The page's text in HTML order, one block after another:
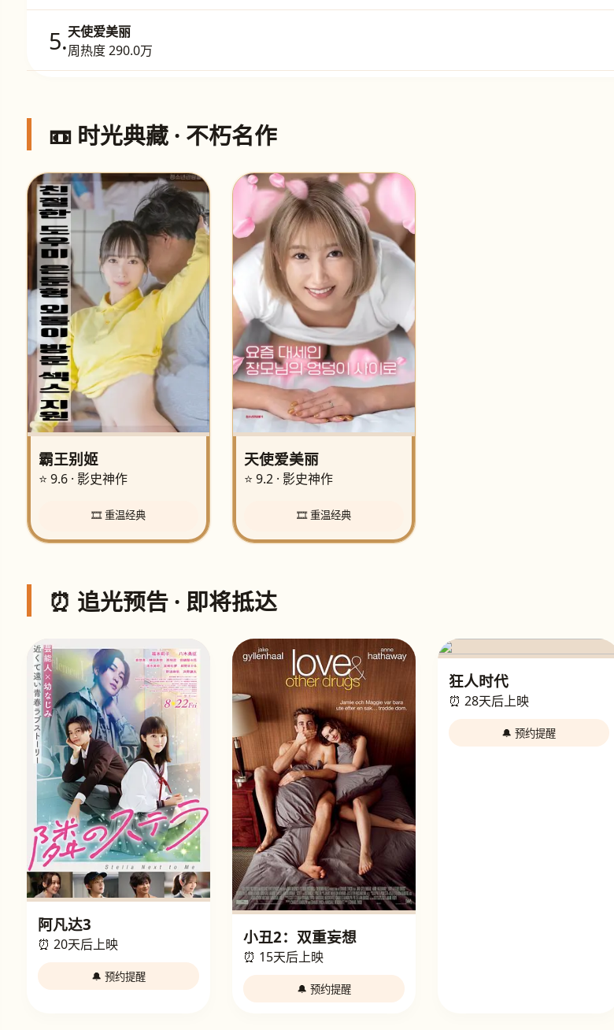
5.天使爱美丽
周热度 290.0万
📼 时光典藏 · 不朽名作
霸王别姬
⭐ 9.6 · 影史神作
🎞️ 重温经典
天使爱美丽
⭐ 9.2 · 影史神作
🎞️ 重温经典
⏰ 追光预告 · 即将抵达
阿凡达3
⏰ 20天后上映
🔔 预约提醒
小丑2：双重妄想
⏰ 15天后上映
🔔 预约提醒
狂人时代
⏰ 28天后上映
🔔 预约提醒